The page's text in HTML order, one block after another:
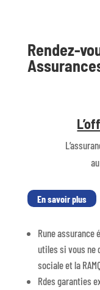
Rendez-
En savoir plus
Rune assurance
utiles si vous ne
sociale et la
Rdes garanties